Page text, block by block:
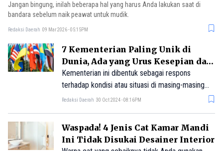
Jangan bingung, inilah beberapa hal yang harus Anda lakukan saat di
bandara sebelum naik peawat untuk mudik.
Redaksi Daerah 09 Mar 2026 - 05:15PM
7 Kementerian Paling Unik di
Dunia, Ada yang Urus Kesepian dan
Seks!
Kementerian ini dibentuk sebagai respons
terhadap kondisi atau situasi di masing-masing
negara. Dengan cara ini, kebijakan negara dapat
Redaksi Daerah 30 Oct 2024 - 08:16PM
Waspada! 4 Jenis Cat Kamar Mandi
Ini Tidak Disukai Desainer Interior